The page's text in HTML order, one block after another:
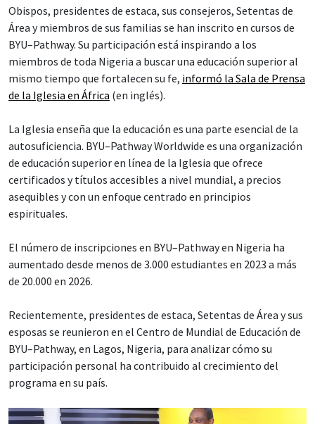
Obispos, presidentes de estaca, sus consejeros, Setentas de
Área y miembros de sus familias se han inscrito en cursos de
BYU–Pathway. Su participación está inspirando a los
miembros de toda Nigeria a buscar una educación superior al
mismo tiempo que fortalecen su fe, informó la Sala de Prensa
de la Iglesia en África (en inglés).
La Iglesia enseña que la educación es una parte esencial de la
autosuficiencia. BYU–Pathway Worldwide es una organización
de educación superior en línea de la Iglesia que ofrece
certificados y títulos accesibles a nivel mundial, a precios
asequibles y con un enfoque centrado en principios
espirituales.
El número de inscripciones en BYU–Pathway en Nigeria ha
aumentado desde menos de 3.000 estudiantes en 2023 a más
de 20.000 en 2026.
Recientemente, presidentes de estaca, Setentas de Área y sus
esposas se reunieron en el Centro de Mundial de Educación de
BYU–Pathway, en Lagos, Nigeria, para analizar cómo su
participación personal ha contribuido al crecimiento del
programa en su país.